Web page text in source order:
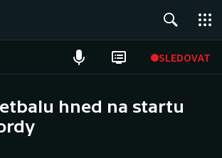
SLEDOVAT
hned na startu